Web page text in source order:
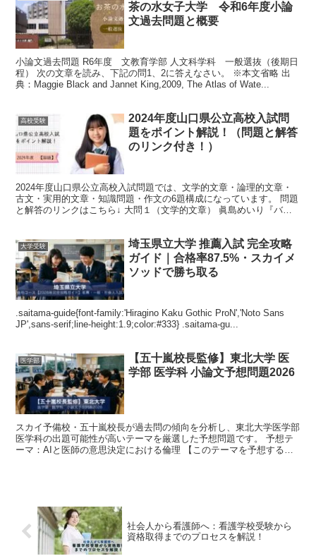
茶の水女子大学 令和6年度小論
文過去問題と概要
小論文過去問題 R6年度 文教育学部 人文科学科 一般選抜（後期日
程） 次の文章を読み、下記の問1、2に答えなさい。 ※本文省略 出
典：Maggie Black and Jannet King,2009, The Atlas of Wate...
高校受験
2024年度山口県公立高校入試問
題をポイント解説！（問題と解答
のリンク付き！）
2024年度山口県公立高校入試問題では、文学的文章・論理的文章・
古文・実用的文章・知識問題・作文の6題構成になっています。 問題
と解答のリンクはこちら↓ 大問１（文学的文章） 眞島めいり『バス
大学受験
埼玉県立大学 推薦入試 完全攻略
ガイド｜合格率87.5%・スカイメ
ソッドで勝ち取る
.saitama-guide{font-family:'Hiragino Kaku Gothic ProN','Noto Sans
JP',sans-serif;line-height:1.9;color:#333} .saitama-gu...
医学部
【五十嵐校長監修】東北大学 医
学部 医学科 小論文予想問題2026
スカイ予備校・五十嵐校長が過去問の傾向を分析し、東北大学医学部
医学科の出題可能性が高いテーマを厳選した予想問題です。 予想テ
ーマ：AIと医師の意思決定における倫理 【このテーマを予想する根
社会人から看護師へ：看護学校受験から
資格取得までのプロセスを解説！